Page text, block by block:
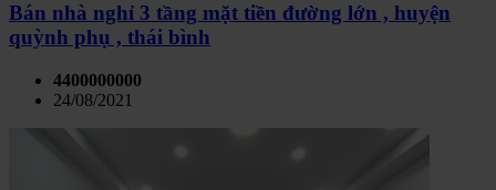
Bán nhà nghỉ 3 tầng mặt tiền đường lớn , huyện
quỳnh phụ , thái bình
4400000000
24/08/2021